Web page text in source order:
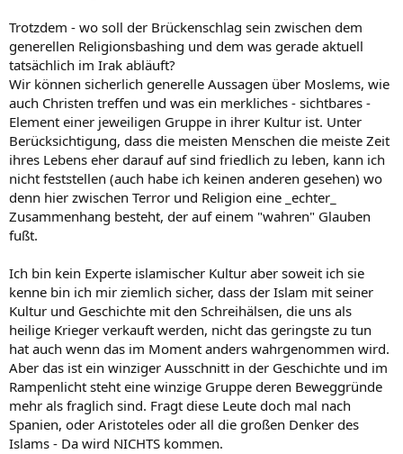
Trotzdem - wo soll der Brückenschlag sein zwischen dem
generellen Religionsbashing und dem was gerade aktuell
tatsächlich im Irak abläuft?
Wir können sicherlich generelle Aussagen über Moslems, wie
auch Christen treffen und was ein merkliches - sichtbares -
Element einer jeweiligen Gruppe in ihrer Kultur ist. Unter
Berücksichtigung, dass die meisten Menschen die meiste Zeit
ihres Lebens eher darauf auf sind friedlich zu leben, kann ich
nicht feststellen (auch habe ich keinen anderen gesehen) wo
denn hier zwischen Terror und Religion eine _echter_
Zusammenhang besteht, der auf einem "wahren" Glauben
fußt.
Ich bin kein Experte islamischer Kultur aber soweit ich sie
kenne bin ich mir ziemlich sicher, dass der Islam mit seiner
Kultur und Geschichte mit den Schreihälsen, die uns als
heilige Krieger verkauft werden, nicht das geringste zu tun
hat auch wenn das im Moment anders wahrgenommen wird.
Aber das ist ein winziger Ausschnitt in der Geschichte und im
Rampenlicht steht eine winzige Gruppe deren Beweggründe
mehr als fraglich sind. Fragt diese Leute doch mal nach
Spanien, oder Aristoteles oder all die großen Denker des
Islams - Da wird NICHTS kommen.